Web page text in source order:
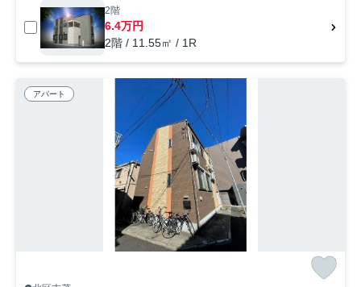
2階
6.4万円
2階 / 11.55㎡ / 1R
アパート